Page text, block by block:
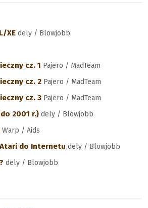
XE dely / Blowjobb
cz. 1 Pajero / MadTeam
cz. 2 Pajero / MadTeam
cz. 3 Pajero / MadTeam
2001 r.) dely / Blowjobb
Warp / Aids
Atari do Internetu dely / Blowjobb
dely / Blowjobb